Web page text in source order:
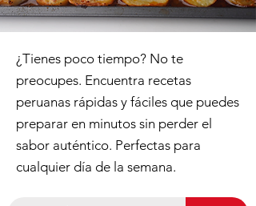
¿Tienes poco tiempo? No te
preocupes. Encuentra recetas
peruanas rápidas y fáciles que puedes
preparar en minutos sin perder el
sabor auténtico. Perfectas para
cualquier día de la semana.